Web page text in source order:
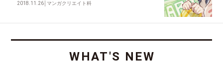
2018.11.26 │マンガクリエイト科
WHAT'S NEW